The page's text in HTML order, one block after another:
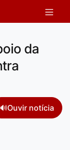
da
🔊Ouvir notícia